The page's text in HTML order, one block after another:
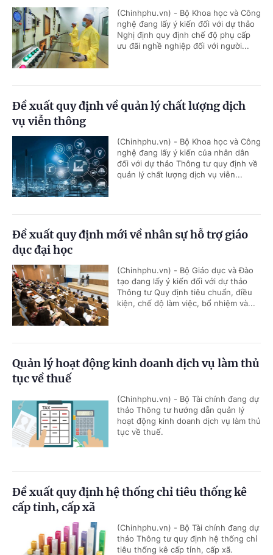
(Chinhphu.vn) - Bộ Khoa học và Công
nghệ đang lấy ý kiến đối với dự thảo
Nghị định quy định chế độ phụ cấp
ưu đãi nghề nghiệp đối với người...
Đề xuất quy định về quản lý chất lượng dịch
vụ viễn thông
(Chinhphu.vn) - Bộ Khoa học và Công
nghệ đang lấy ý kiến của nhân dân
đối với dự thảo Thông tư quy định về
quản lý chất lượng dịch vụ viễn...
Đề xuất quy định mới về nhân sự hỗ trợ giáo
dục đại học
(Chinhphu.vn) - Bộ Giáo dục và Đào
tạo đang lấy ý kiến đối với dự thảo
Thông tư Quy định tiêu chuẩn, điều
kiện, chế độ làm việc, bổ nhiệm và...
Quản lý hoạt động kinh doanh dịch vụ làm thủ
tục về thuế
(Chinhphu.vn) - Bộ Tài chính đang dự
thảo Thông tư hướng dẫn quản lý
hoạt động kinh doanh dịch vụ làm thủ
tục về thuế.
Đề xuất quy định hệ thống chỉ tiêu thống kê
cấp tỉnh, cấp xã
(Chinhphu.vn) - Bộ Tài chính đang dự
thảo Thông tư quy định hệ thống chỉ
tiêu thống kê cấp tỉnh, cấp xã.